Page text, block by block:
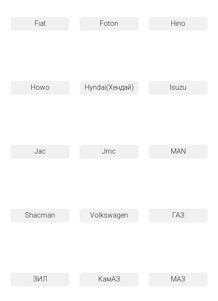
Fiat Foton Hino
Howo Hyndai(Хендай) Isuzu
Jac Jmc MAN
Shacman Volkswagen ГАЗ
ЗИЛ КамАЗ МАЗ